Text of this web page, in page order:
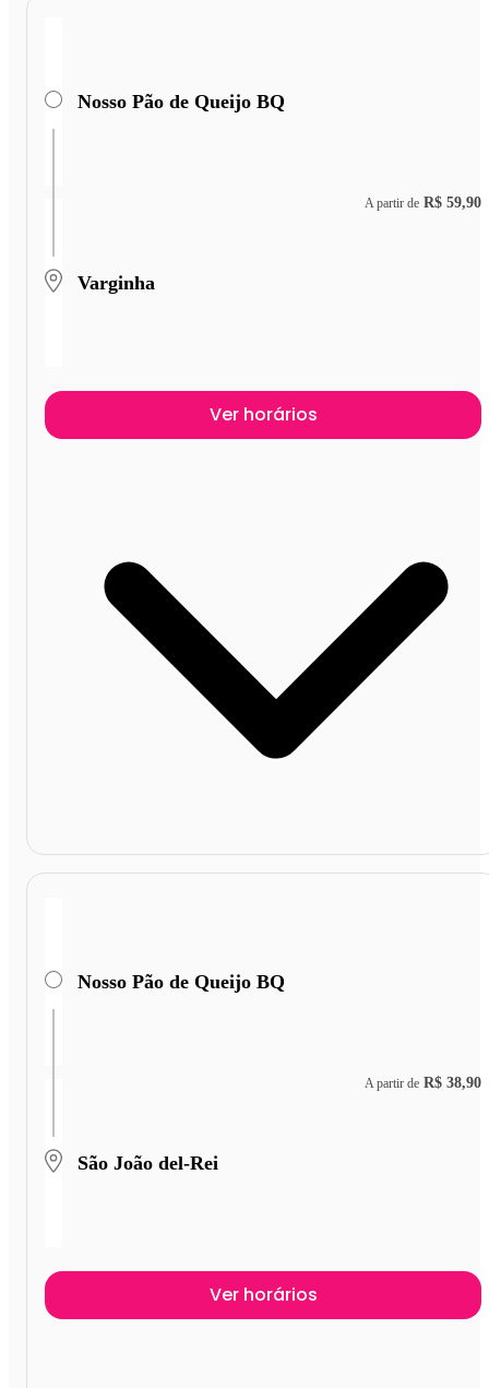
Nosso Pão de Queijo BQ
Varginha
A partir de R$ 59,90
Ver horários
Nosso Pão de Queijo BQ
São João del-Rei
A partir de R$ 38,90
Ver horários